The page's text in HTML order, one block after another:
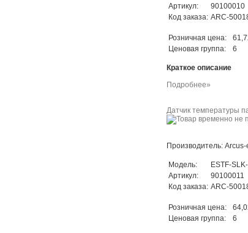
Артикул:
90100010
Код заказа: ARC-
Розничная цена:
Ценовая группа:
6
Краткое описание
Подробнее»
Датчик температуры
Производитель: Arcus-
Модель:
ESTF-
Артикул:
90100011
Код заказа: ARC-
Розничная цена:
Ценовая группа:
6